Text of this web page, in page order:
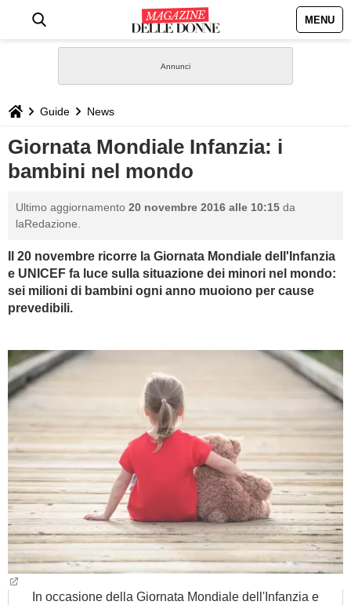
MENU
STILE
BIOGRAFIE
DEFINIZIONI
GASTRONOMIA
CAPELLI
BAMBINO
GUIDE
FORUM
Guide News
Giornata Mondiale Infanzia: i
bambini nel mondo
Ultimo aggiornamento 20 novembre 2016 alle 10:15 da
laRedazione.
Il 20 novembre ricorre la Giornata Mondiale dell'Infanzia
e UNICEF fa luce sulla situazione dei minori nel mondo:
sei milioni di bambini ogni anno muoiono per cause
prevedibili.
In occasione della Giornata Mondiale dell'Infanzia e